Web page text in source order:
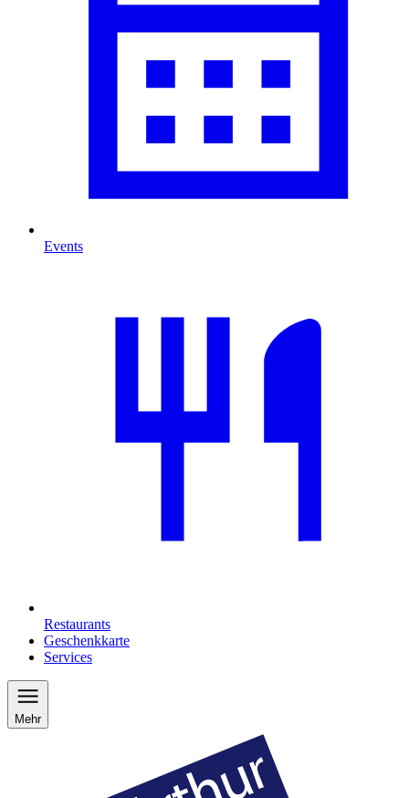
Events
Restaurants
Geschenkkarte
Services
Mehr